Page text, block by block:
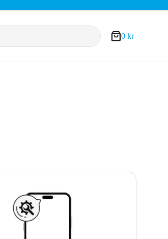
Varukorg
0 kr